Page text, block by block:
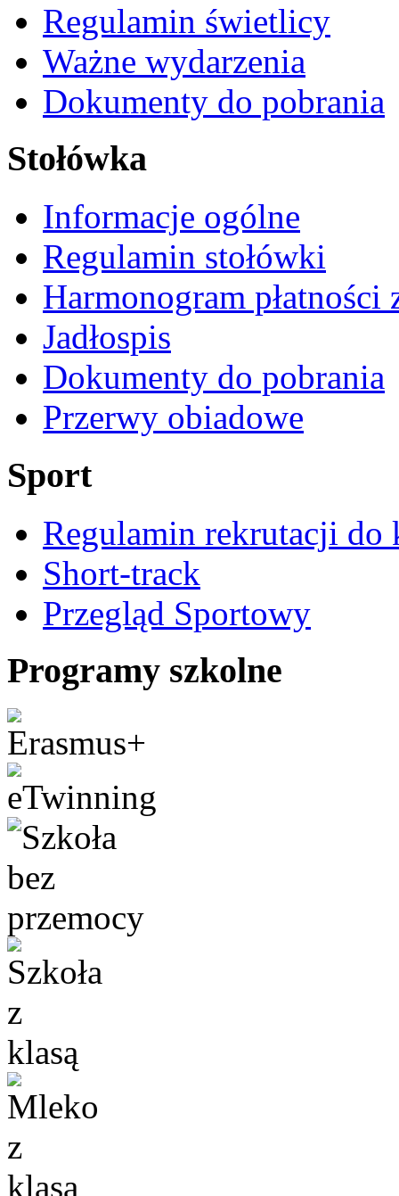
Regulamin świetlicy
Ważne wydarzenia
Dokumenty do pobrania
Stołówka
Informacje ogólne
Regulamin stołówki
Harmonogram płatności
Jadłospis
Dokumenty do pobrania
Przerwy obiadowe
Sport
Regulamin rekrutacji do
Short-track
Przegląd Sportowy
Programy szkolne